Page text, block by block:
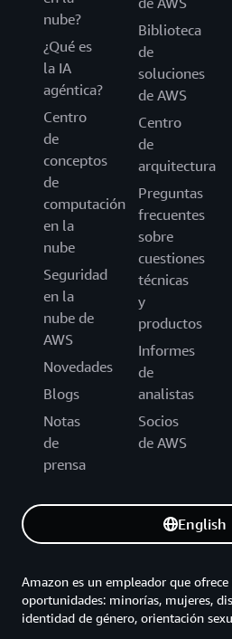
nube?
¿Qué es
la IA
agéntica?
Centro
de
conceptos
de
computación
en la
nube
Seguridad
en la
nube de
AWS
Novedades
Blogs
Notas
de
prensa
Biblioteca
de
soluciones
de AWS
Centro
de
arquitectura
Preguntas
frecuentes
sobre
cuestiones
técnicas
y
productos
Informes
de
analistas
Socios
de AWS
English
Amazon es un empleador que
oportunidades: minorías, mujeres,
identidad de género, orientación